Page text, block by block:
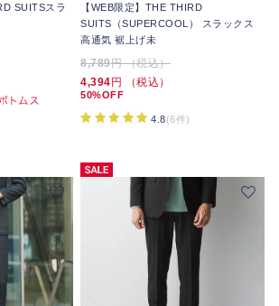
SUITSスラ
【WEB限定】THE THIRD
SUITS（SUPERCOOL） スラックス
高通気 裾上げ未
8,789円 （税込）
4,394 円 （税込）
50%OFF
4.8(6件)